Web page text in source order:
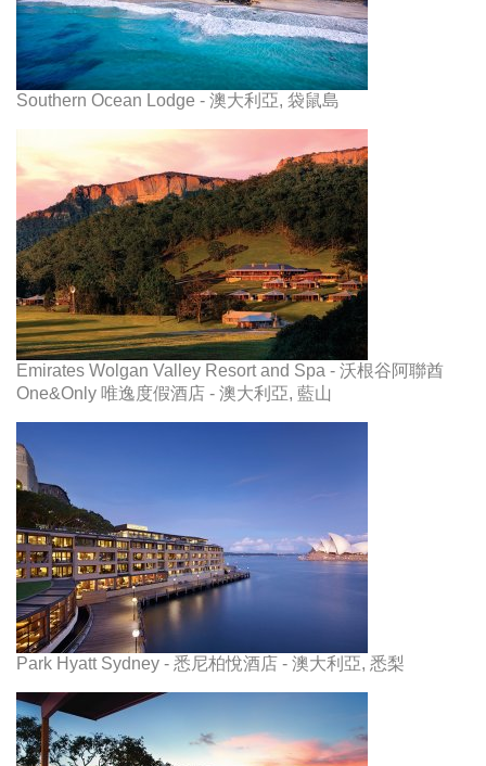
Southern Ocean Lodge - 澳大利亞, 袋鼠島
Emirates Wolgan Valley Resort and Spa - 沃根谷阿聯酋
One&Only 唯逸度假酒店 - 澳大利亞, 藍山
Park Hyatt Sydney - 悉尼柏悅酒店 - 澳大利亞, 悉梨